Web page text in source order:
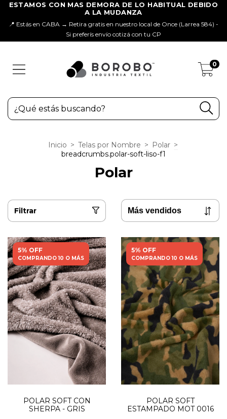
📍 Estás en CABA → Retira gratis en nuestro local de Once (Larrea 584) -
Si preferís envío cotizá con tu CP
0
Inicio > Telas por Nombre > Polar >
breadcrumbs.polar-soft-liso-f1
Polar
Filtrar
5% OFF
COMPRANDO 10 O MÁS
POLAR SOFT CON
SHERPA - GRIS
5% OFF
COMPRANDO 10 O MÁS
POLAR SOFT
ESTAMPADO MOT 0016